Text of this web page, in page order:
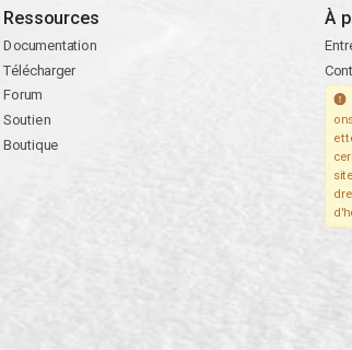
Ressources
Documentation
Télécharger
Forum
Soutien
Boutique
À